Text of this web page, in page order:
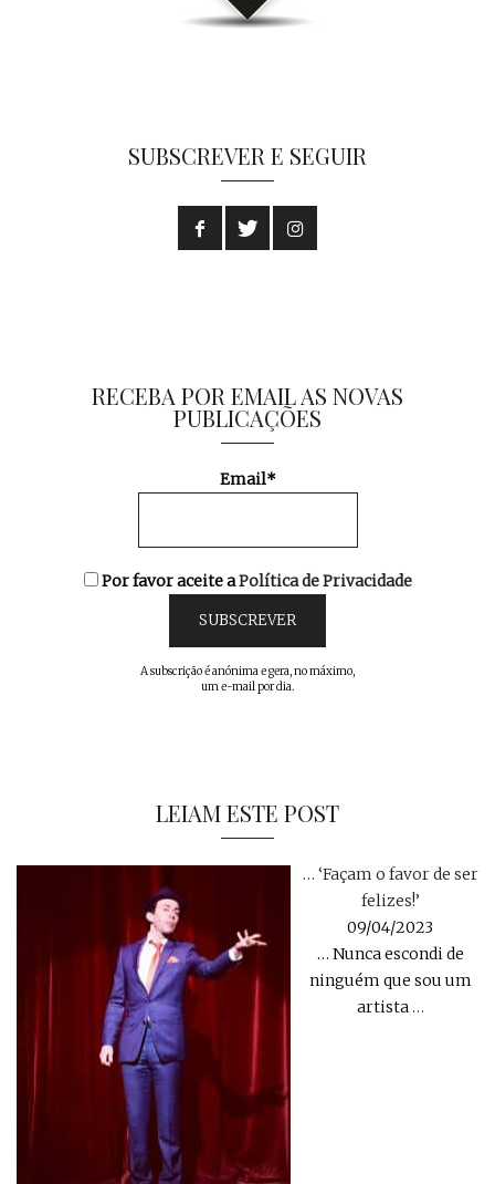
SUBSCREVER E SEGUIR
RECEBA POR EMAIL AS NOVAS
PUBLICAÇÕES
Email*
Por favor aceite aPolítica de Privacidade
A subscrição é anónima e gera, no máximo,
um e-mail por dia.
LEIAM ESTE POST
… ‘Façam o favor de ser
felizes!’
09/04/2023
… Nunca escondi de
ninguém que sou um
artista…